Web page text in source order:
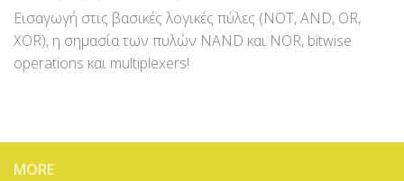
Εισαγωγή στις βασικές λογικές πύλες (NOT, AND, OR,
XOR), η σημασία των πυλών NAND και NOR, bitwise
operations και multiplexers!
MORE